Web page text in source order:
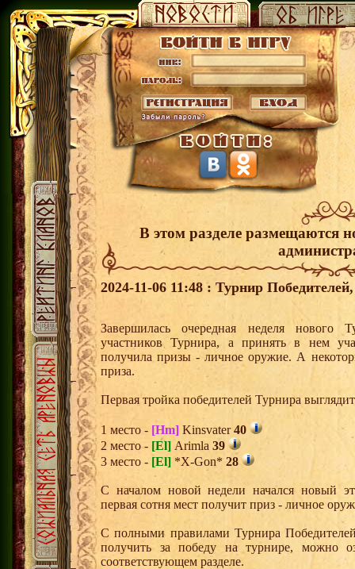
В этом разделе размещаются
2024-11-06 11:48 : Турнир
Завершилась очередная неделя нового
участников Турнира, а принять в нем
получила призы - личное оружие. А
приза.
Первая тройка победителей Турнира
1 место - [Hm] Kinsvater40
2 место - [El] Arimla 39
3 место - [El] *X-Gon* 28
С началом новой недели начался новый
первая сотня мест получит приз - личное
С полными правилами Турнира
получить за победу на турнире, можно
соответствующем разделе.